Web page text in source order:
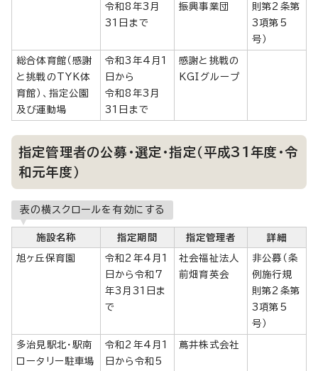
令和8年3月
31日まで
振興事業団
則第2条第
3項第5
号）
総合体育館（感謝
と挑戦のTYK体
育館）、指定公園
及び運動場
令和3年4月1
日から
令和8年3月
31日まで
感謝と挑戦の
KGIグループ
指定管理者の公募・選定・指定（平成31年度・令
和元年度）
表の横スクロールを有効にする
施設名称 指定期間 指定管理者 詳細
旭ヶ丘保育園
令和2年4月1
日から令和7
年3月31日ま
で
社会福祉法人
前畑育英会
非公募（条
例施行規
則第2条第
3項第5
号）
多治見駅北・駅南
ロータリー駐車場
令和2年4月1
日から令和5
蔦井株式会社